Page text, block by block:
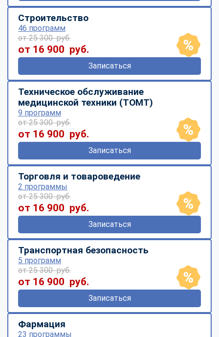
Строительство
46 программ
от 25 300 руб.
от 16 900 руб.
Записаться
Техническое обслуживание
медицинской техники (ТОМТ)
9 программ
от 25 300 руб.
от 16 900 руб.
Записаться
Торговля и товароведение
2 программы
от 25 300 руб.
от 16 900 руб.
Записаться
Транспортная безопасность
5 программ
от 25 300 руб.
от 16 900 руб.
Записаться
Фармация
23 программы